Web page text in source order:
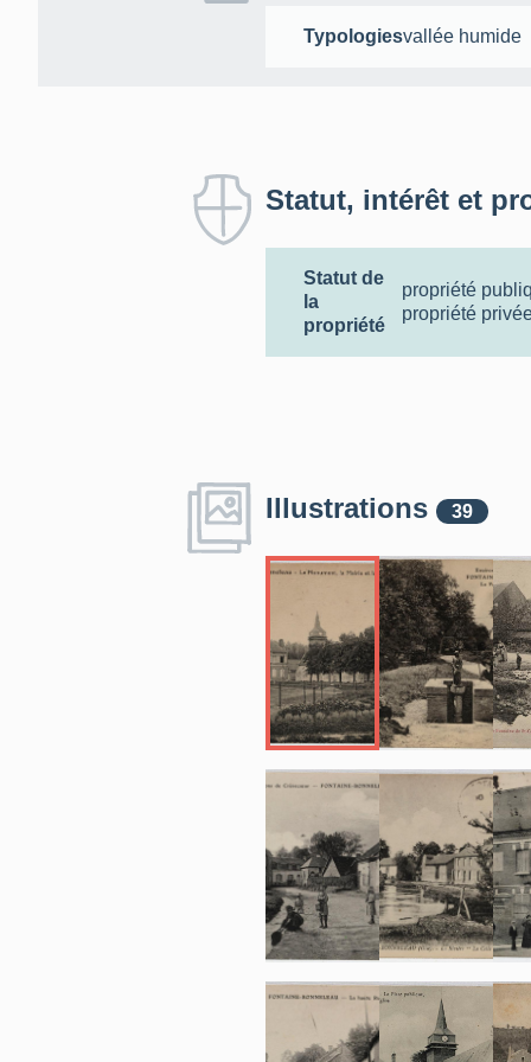
Typologiesvallée humide
Statut, intérêt et
Statut de
la
propriété
propriété
propriété
Illustrations 39